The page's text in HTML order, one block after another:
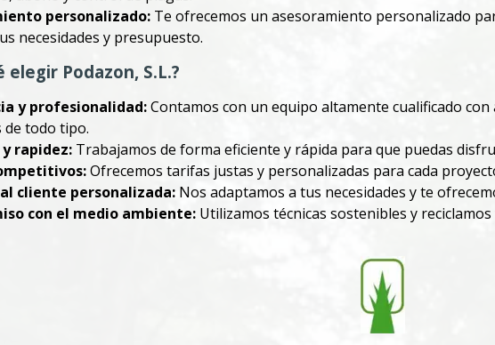
personalizado:Te ofrecemos un asesoramiento personalizado
necesidades y presupuesto.
elegir Podazon, S.L.?
y profesionalidad:Contamos con un equipo altamente cualificado
todo tipo.
rapidez:Trabajamos de forma eficiente y rápida para que puedas
Ofrecemos tarifas justas y personalizadas para cada
cliente personalizada:Nos adaptamos a tus necesidades y te
con el medio ambiente:Utilizamos técnicas sostenibles y